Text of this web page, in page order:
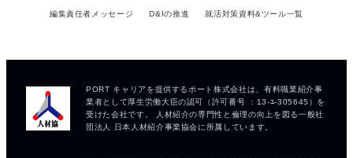
編集責任者メッセージ D&Iの推進 就活対策資料&ツール一覧